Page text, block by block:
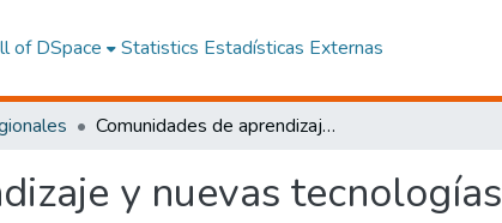
of DSpace Statistics Estadísticas Externas
Comunidades de aprendizaje y nuevas tecnologías
y nuevas tecnologías